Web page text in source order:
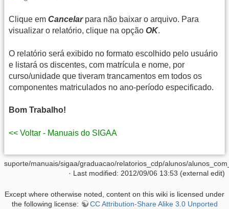
Clique em Cancelarpara não baixar o arquivo. Para
visualizar o relatório, clique na opção OK.
O relatório será exibido no formato escolhido pelo usuário
e listará os discentes, com matrícula e nome, por
curso/unidade que tiveram trancamentos em todos os
componentes matriculados no ano-período especificado.
Bom Trabalho!
<< Voltar - Manuais do SIGAA
suporte/manuais/sigaa/graduacao/relatorios_cdp/alunos/
· Last modified: 2012/09/06 13:53 (external edit)
Except where otherwise noted, content on this wiki is licensed under
the following license:
CC Attribution-Share Alike 3.0 Unported